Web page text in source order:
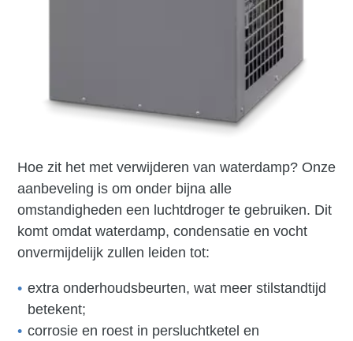
Hoe zit het met verwijderen van waterdamp? Onze
aanbeveling is om onder bijna alle
omstandigheden een luchtdroger te gebruiken. Dit
komt omdat waterdamp, condensatie en vocht
onvermijdelijk zullen leiden tot:
extra onderhoudsbeurten, wat meer stilstandtijd
betekent;
corrosie en roest in persluchtketel en